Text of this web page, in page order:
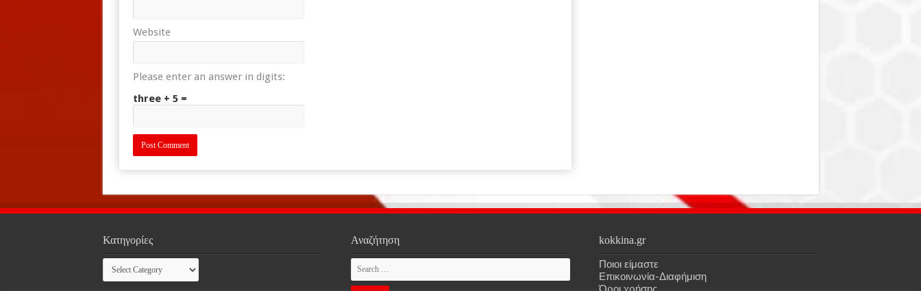
Website
Please enter an answer in digits:
three + 5 =
Κατηγορίες
Κατηγορίες
Αναζήτηση kokkina.gr
Ποιοι είμαστε
Επικοινωνία-Διαφήμιση